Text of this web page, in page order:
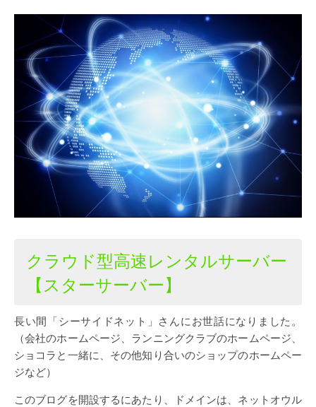
クラウド型高速レンタルサーバー
【スターサーバー】
長い間「シーサイドネット」さんにお世話になりました。
（会社のホームページ、ランニングクラブのホームページ、
ショコラと一緒に、その他知り合いのショップのホームペー
ジなど）
このブログを開設するにあたり、ドメインは、ネットオウル